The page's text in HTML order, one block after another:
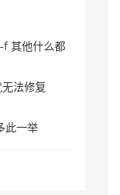
f 其他什么都
法修复
此一举